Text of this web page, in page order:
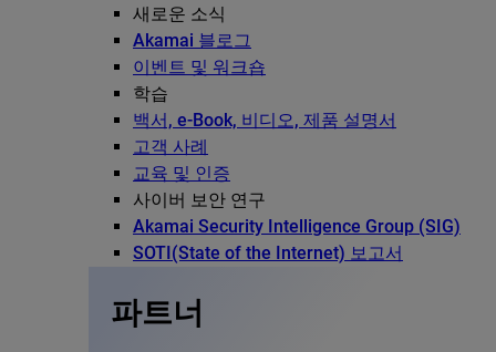
새로운 소식
Akamai 블로그
이벤트 및 워크숍
학습
백서, e-Book, 비디오, 제품 설명서
고객 사례
교육 및 인증
사이버 보안 연구
Akamai Security Intelligence Group (SIG)
SOTI(State of the Internet) 보고서
파트너